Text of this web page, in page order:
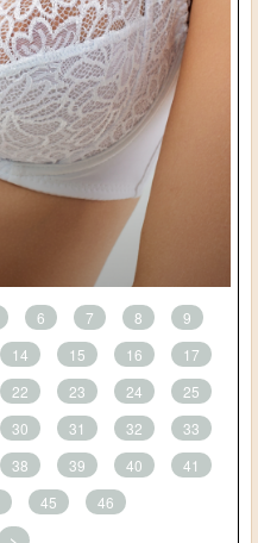
6 7 8
9
14 15 16
17
22 23 24
25
30 31 32
33
38 39 40
41
45 46